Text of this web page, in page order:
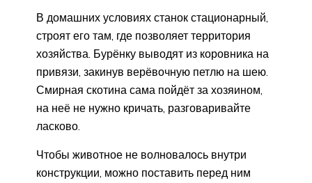
В домашних условиях станок стационарный,
строят его там, где позволяет территория
хозяйства. Бурёнку выводят из коровника на
привязи, закинув верёвочную петлю на шею.
Смирная скотина сама пойдёт за хозяином,
на неё не нужно кричать, разговаривайте
ласково.
Чтобы животное не волновалось внутри
конструкции, можно поставить перед ним